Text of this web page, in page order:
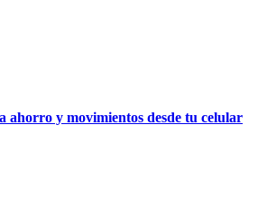
ahorro y movimientos desde tu celular